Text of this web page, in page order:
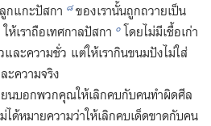
ก​แกะ​ปัสกา ๘ ของ​เรา​นั้น​ถูก​ถวาย​เป็น​
ห้​เรา​ถือ​เทศกาล​ปัสกา ๐ โดย​ไม่​มี​เชื้อ​เก่า​
ละ​ความ​ชั่ว แต่​ให้​เรา​กิน​ขนมปัง​ไม่​ใส่​
ะ​ความ​จริง
ยน​บอก​พวก​คุณ​ให้​เลิก​คบ​กับ​คน​ทำ​ผิด​ศีล
ได้​หมาย​ความ​ว่า​ให้​เลิก​คบ​เด็ดขาด​กับ​คน​